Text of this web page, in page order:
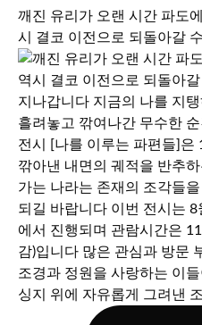
깨진 유리가 오랜 시간 파도
시 결코 이전으로 되돌아갈
조경과 정원을 사랑하는 이
싱지 위에 자유롭게 그려낸